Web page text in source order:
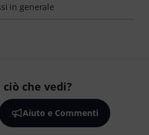
in generale
ciò che vedi?
Aiuto e Commenti